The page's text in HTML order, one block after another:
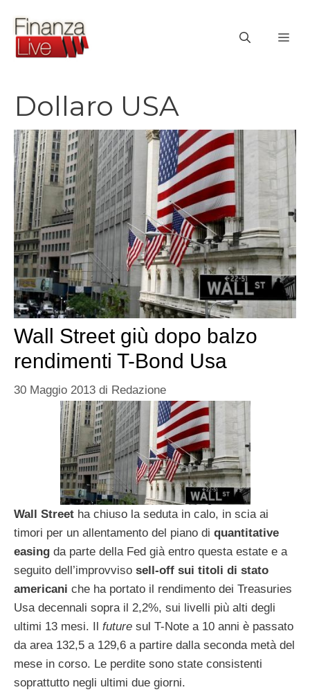
contenuto
Dollaro USA
Wall Street giù dopo balzo
rendimenti T-Bond Usa
30 Maggio 2013 di Redazione
Wall Street ha chiuso la seduta in calo, in scia ai
timori per un allentamento del piano di quantitative
easing da parte della Fed già entro questa estate e a
seguito dell’improvviso sell-off sui titoli di stato
americani che ha portato il rendimento dei Treasuries
Usa decennali sopra il 2,2%, sui livelli più alti degli
ultimi 13 mesi. Il future sul T-Note a 10 anni è passato
da area 132,5 a 129,6 a partire dalla seconda metà del
mese in corso. Le perdite sono state consistenti
soprattutto negli ultimi due giorni.